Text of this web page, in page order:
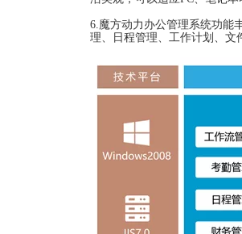
6.魔方动力办公管理系统功能
理、日程管理、工作计划、文